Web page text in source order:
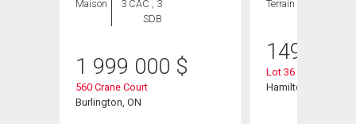
Maison
3 CAC , 3
SDB
1 999 000 $
560 Crane Court
Burlington, ON
Terrain
149 900
Lot 36 Maryvale
Hamilton, ON